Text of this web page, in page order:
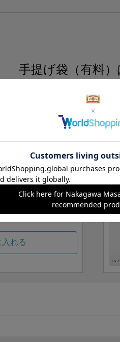
手提げ袋（有料）
S・M・Lの3つサイズをご用
にお任せ
れる
入れる